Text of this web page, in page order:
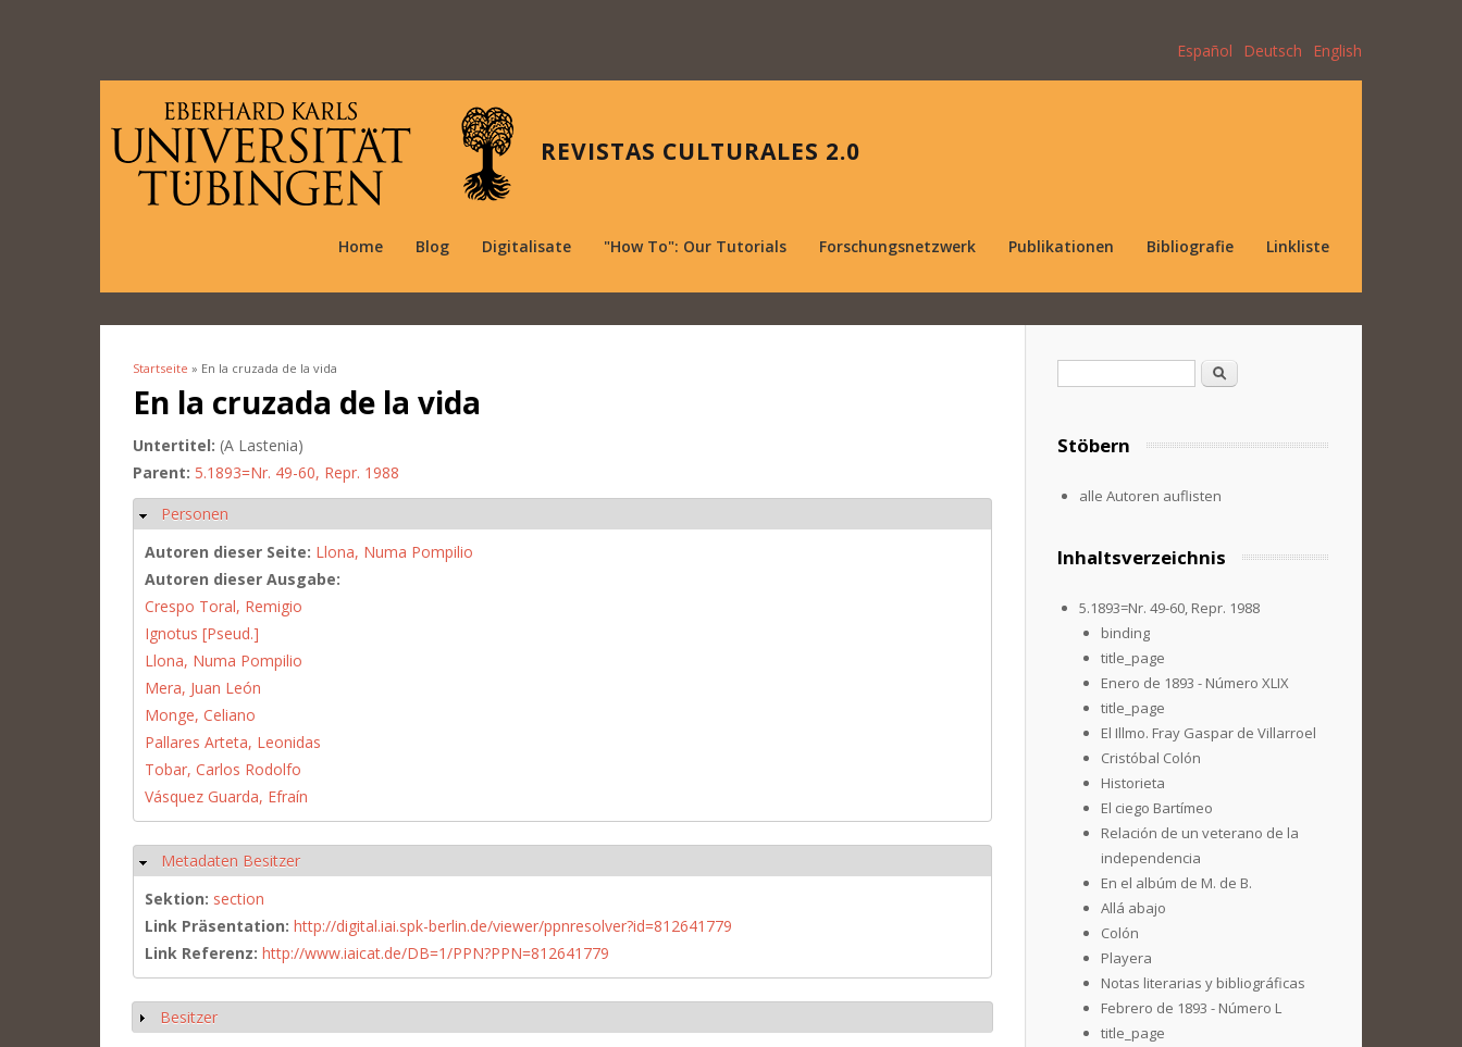
Español Deutsch English
REVISTAS CULTURALES 2.0
Home Blog Digitalisate "How To": Our Tutorials Forschungsnetzwerk Publikationen Bibliografie Linkliste
Sie sind hier
Startseite » En la cruzada de la vida
En la cruzada de la vida
Untertitel: (A Lastenia)
Parent: 5.1893=Nr. 49-60, Repr. 1988
Ausblenden
Personen
Autoren dieser Seite: Llona, Numa Pompilio
Autoren dieser Ausgabe:
Crespo Toral, Remigio
Ignotus [Pseud.]
Llona, Numa Pompilio
Mera, Juan León
Monge, Celiano
Pallares Arteta, Leonidas
Tobar, Carlos Rodolfo
Vásquez Guarda, Efraín
Ausblenden
Metadaten Besitzer
Sektion: section
Link Präsentation: http://digital.iai.spk-berlin.de/viewer/ppnresolver?id=812641779
Link Referenz: http://www.iaicat.de/DB=1/PPN?PPN=812641779
Anzeigen
Besitzer
Suche
Stöbern
alle Autoren auflisten
Inhaltsverzeichnis
5.1893=Nr. 49-60, Repr. 1988
binding
title_page
Enero de 1893 - Número XLIX
title_page
El Illmo. Fray Gaspar de Villarroel
Cristóbal Colón
Historieta
El ciego Bartímeo
Relación de un veterano de la
independencia
En el albúm de M. de B.
Allá abajo
Colón
Playera
Notas literarias y bibliográficas
Febrero de 1893 - Número L
title_page